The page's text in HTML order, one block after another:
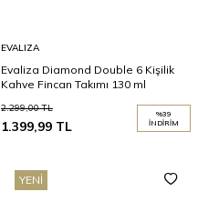
EVALIZA
Evaliza Diamond Double 6 Kişilik
Kahve Fincan Takımı 130 ml
2.299,00TL
1.399,99 TL
%39
İNDIRIM
YENI